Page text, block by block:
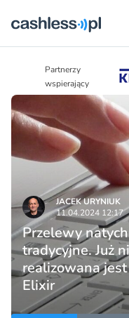
Partnerzy
wspierający
JACEK URYNIUK
11.04.2024 12:17
Przelewy
tradycyjne. Już
realizowana
Elixir